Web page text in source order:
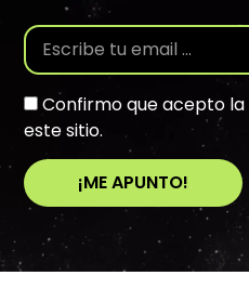
Confirmo que acepto la
este sitio.
¡ME APUNTO!
t